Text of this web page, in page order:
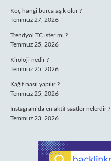
Koç hangi burca aşık olur ?
Temmuz 27, 2026
Trendyol TC ister mi ?
Temmuz 25, 2026
Kiroloji nedir ?
Temmuz 25, 2026
Kağıt nasıl yapılır ?
Temmuz 25, 2026
Instagram’da en aktif saatler nelerdir ?
Temmuz 23, 2026